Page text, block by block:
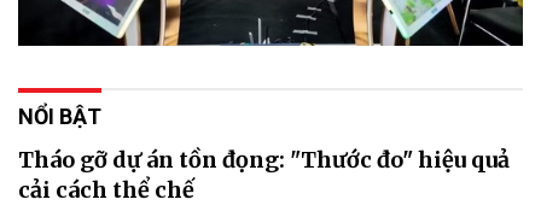
NỔI BẬT
Tháo gỡ dự án tồn đọng: "Thước đo" hiệu quả
cải cách thể chế